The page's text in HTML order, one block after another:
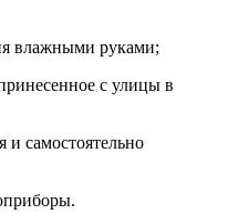
влажными руками;
с улицы в
и самостоятельно